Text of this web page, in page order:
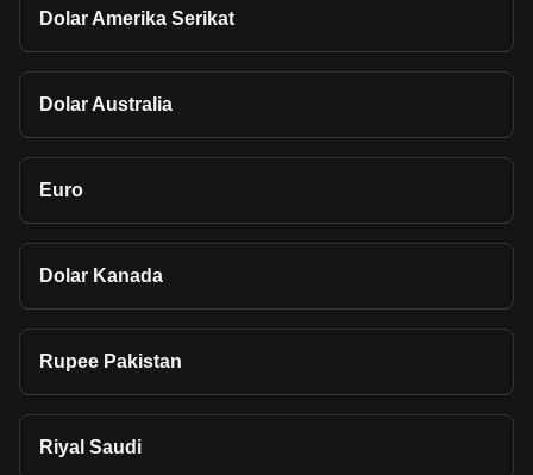
Dolar Amerika Serikat
Dolar Australia
Euro
Dolar Kanada
Rupee Pakistan
Riyal Saudi